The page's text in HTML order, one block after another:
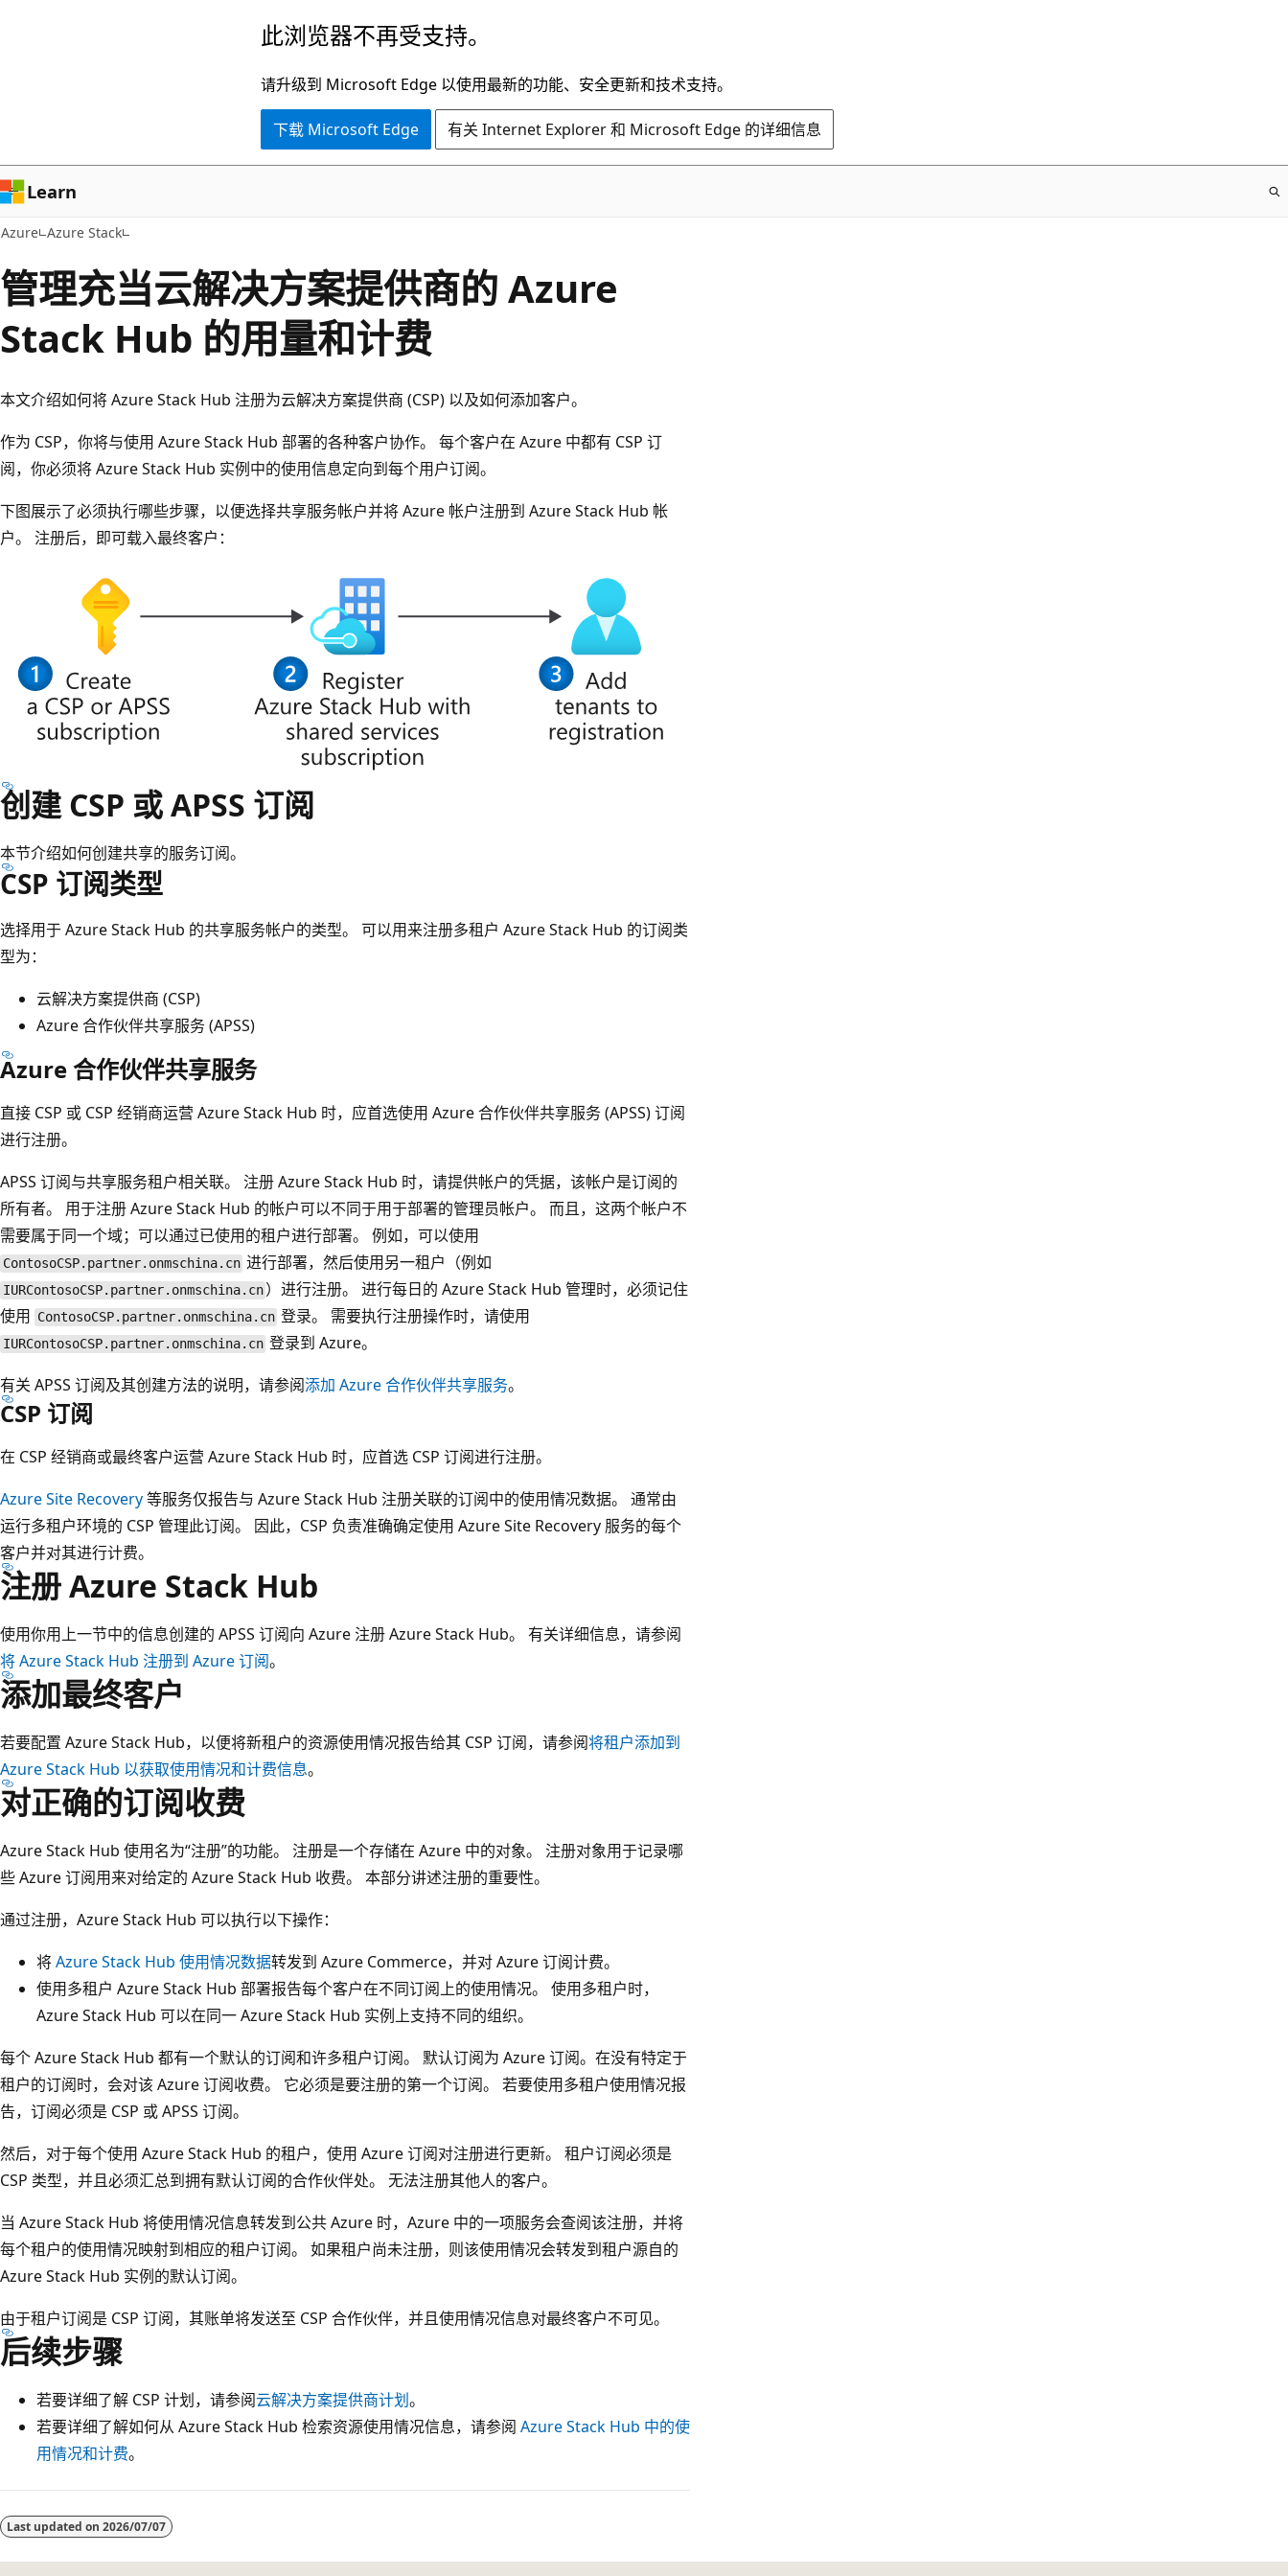
容
此浏览器不再受支持。
请升级到 Microsoft Edge 以使用最新的功能、安全更新和技术支持。
下载 Microsoft Edge 有关 Internet Explorer 和 Microsoft Edge 的详细信息
Learn
Azure Azure Stack
管理充当云解决方案提供商的 Azure
Stack Hub 的用量和计费
本文介绍如何将 Azure Stack Hub 注册为云解决方案提供商 (CSP) 以及如何添加客户。
作为 CSP，你将与使用 Azure Stack Hub 部署的各种客户协作。 每个客户在 Azure 中都有 CSP 订
阅，你必须将 Azure Stack Hub 实例中的使用信息定向到每个用户订阅。
下图展示了必须执行哪些步骤，以便选择共享服务帐户并将 Azure 帐户注册到 Azure Stack Hub 帐
户。 注册后，即可载入最终客户：
创建 CSP 或 APSS 订阅
本节介绍如何创建共享的服务订阅。
CSP 订阅类型
选择用于 Azure Stack Hub 的共享服务帐户的类型。 可以用来注册多租户 Azure Stack Hub 的订阅类
型为：
云解决方案提供商 (CSP)
Azure 合作伙伴共享服务 (APSS)
Azure 合作伙伴共享服务
直接 CSP 或 CSP 经销商运营 Azure Stack Hub 时，应首选使用 Azure 合作伙伴共享服务 (APSS) 订阅
进行注册。
APSS 订阅与共享服务租户相关联。 注册 Azure Stack Hub 时，请提供帐户的凭据，该帐户是订阅的
所有者。 用于注册 Azure Stack Hub 的帐户可以不同于用于部署的管理员帐户。 而且，这两个帐户不
需要属于同一个域；可以通过已使用的租户进行部署。 例如，可以使用
ContosoCSP.partner.onmschina.cn 进行部署，然后使用另一租户（例如
IURContosoCSP.partner.onmschina.cn ）进行注册。 进行每日的 Azure Stack Hub 管理时，必须记住
使用 ContosoCSP.partner.onmschina.cn 登录。 需要执行注册操作时，请使用
IURContosoCSP.partner.onmschina.cn 登录到 Azure。
有关 APSS 订阅及其创建方法的说明，请参阅添加 Azure 合作伙伴共享服务。
CSP 订阅
在 CSP 经销商或最终客户运营 Azure Stack Hub 时，应首选 CSP 订阅进行注册。
Azure Site Recovery等服务仅报告与 Azure Stack Hub 注册关联的订阅中的使用情况数据。 通常由
运行多租户环境的 CSP 管理此订阅。 因此，CSP 负责准确确定使用 Azure Site Recovery 服务的每个
客户并对其进行计费。
注册 Azure Stack Hub
使用你用上一节中的信息创建的 APSS 订阅向 Azure 注册 Azure Stack Hub。 有关详细信息，请参阅
将 Azure Stack Hub 注册到 Azure 订阅。
添加最终客户
若要配置 Azure Stack Hub，以便将新租户的资源使用情况报告给其 CSP 订阅，请参阅将租户添加到
Azure Stack Hub 以获取使用情况和计费信息。
对正确的订阅收费
Azure Stack Hub 使用名为“注册”的功能。 注册是一个存储在 Azure 中的对象。 注册对象用于记录哪
些 Azure 订阅用来对给定的 Azure Stack Hub 收费。 本部分讲述注册的重要性。
通过注册，Azure Stack Hub 可以执行以下操作：
将Azure Stack Hub 使用情况数据转发到 Azure Commerce，并对 Azure 订阅计费。
使用多租户 Azure Stack Hub 部署报告每个客户在不同订阅上的使用情况。 使用多租户时，
Azure Stack Hub 可以在同一 Azure Stack Hub 实例上支持不同的组织。
每个 Azure Stack Hub 都有一个默认的订阅和许多租户订阅。 默认订阅为 Azure 订阅。在没有特定于
租户的订阅时，会对该 Azure 订阅收费。 它必须是要注册的第一个订阅。 若要使用多租户使用情况报
告，订阅必须是 CSP 或 APSS 订阅。
然后，对于每个使用 Azure Stack Hub 的租户，使用 Azure 订阅对注册进行更新。 租户订阅必须是
CSP 类型，并且必须汇总到拥有默认订阅的合作伙伴处。 无法注册其他人的客户。
当 Azure Stack Hub 将使用情况信息转发到公共 Azure 时，Azure 中的一项服务会查阅该注册，并将
每个租户的使用情况映射到相应的租户订阅。 如果租户尚未注册，则该使用情况会转发到租户源自的
Azure Stack Hub 实例的默认订阅。
由于租户订阅是 CSP 订阅，其账单将发送至 CSP 合作伙伴，并且使用情况信息对最终客户不可见。
后续步骤
若要详细了解 CSP 计划，请参阅云解决方案提供商计划。
若要详细了解如何从 Azure Stack Hub 检索资源使用情况信息，请参阅 Azure Stack Hub 中的使
用情况和计费。
阅
读Last updated on 2026/07/07